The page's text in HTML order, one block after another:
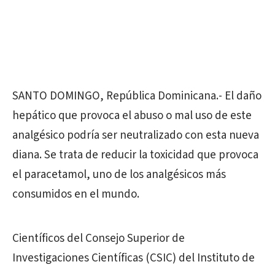
SANTO DOMINGO, República Dominicana.- El daño
hepático que provoca el abuso o mal uso de este
analgésico podría ser neutralizado con esta nueva
diana. Se trata de reducir la toxicidad que provoca
el paracetamol, uno de los analgésicos más
consumidos en el mundo.
Científicos del Consejo Superior de
Investigaciones Científicas (CSIC) del Instituto de